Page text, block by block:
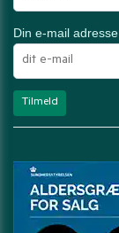
Din e-mail adresse